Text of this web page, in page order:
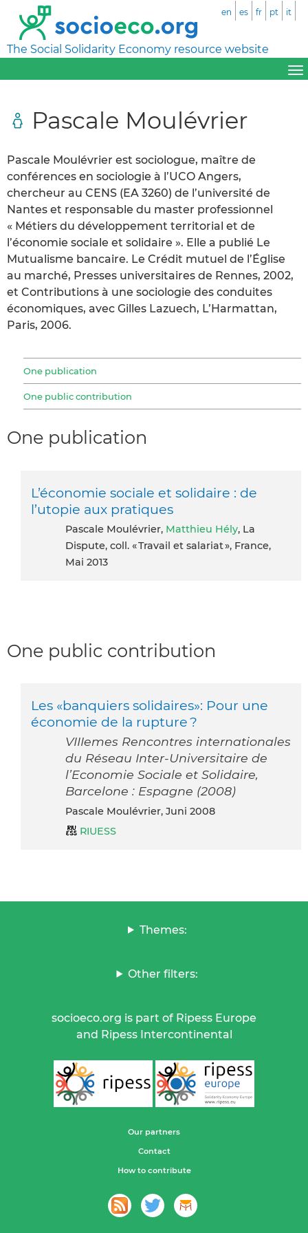
The Social Solidarity Economy resource website
en es fr pt it
Pascale Moulévrier
Pascale Moulévrier est sociologue, maître de
conférences en sociologie à l’UCO Angers,
chercheur au CENS (EA 3260) de l’université de
Nantes et responsable du master professionnel
« Métiers du développement territorial et de
l’économie sociale et solidaire ». Elle a publié Le
Mutualisme bancaire. Le Crédit mutuel de l’Église
au marché, Presses universitaires de Rennes, 2002,
et Contributions à une sociologie des conduites
économiques, avec Gilles Lazuech, L’Harmattan,
Paris, 2006.
One publication
One public contribution
One publication
L’économie sociale et solidaire : de
l’utopie aux pratiques
Pascale Moulévrier, Matthieu Hély, La
Dispute, coll. « Travail et salariat », France,
Mai 2013
One public contribution
Les «banquiers solidaires»: Pour une
économie de la rupture ?
VIIIemes Rencontres internationales
du Réseau Inter-Universitaire de
l’Economie Sociale et Solidaire,
Barcelone : Espagne (2008)
Pascale Moulévrier, Juni 2008
RIUESS
Themes:
Other filters:
socioeco.org is part of Ripess Europe
and Ripess Intercontinental
Our partners
Contact
How to contribute